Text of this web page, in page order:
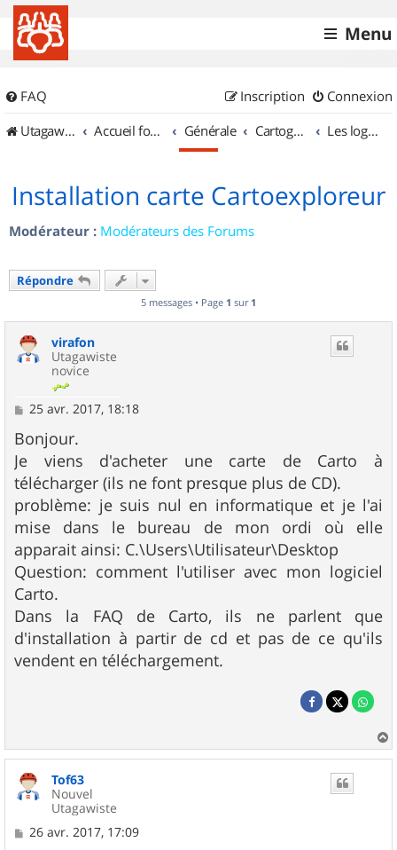
Menu
FAQ Connexion
Inscription
UtagawaVTT (Randos VTT et VTTAE avec traces GPS)
Accueil forum Générale Cartographie et GPS Les logiciels
Installation carte Cartoexploreur
Modérateur : Modérateurs des Forums
Répondre
5 messages • Page 1 sur 1
virafon
Utagawiste
novice
M
s
s
a
g
e
25 avr. 2017, 18:18
Bonjour.
Je viens d'acheter une carte de Carto à
télécharger (ils ne font presque plus de CD).
problème: je suis nul en informatique et je l'ai
mise dans le bureau de mon ordi où elle
apparait ainsi: C.\Users\Utilisateur\Desktop
Question: comment l'utiliser avec mon logiciel
Carto.
Dans la FAQ de Carto, ils ne parlent que
d'installation à partir de cd et pas de ce qu'ils
vendent en téléchargement.
a
Tof63
Nouvel
Utagawiste
M
26 avr. 2017, 17:09